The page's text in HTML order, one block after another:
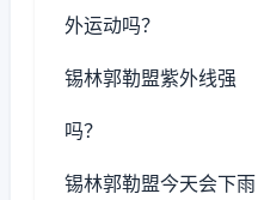
外运动吗？
锡林郭勒盟紫外线强
吗？
锡林郭勒盟今天会下雨